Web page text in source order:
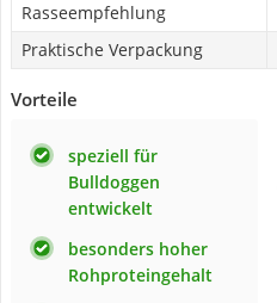
Rasseempfehlung
Praktische Verpackung
Vorteile
speziell für
Bulldoggen
entwickelt
besonders hoher
Rohproteingehalt